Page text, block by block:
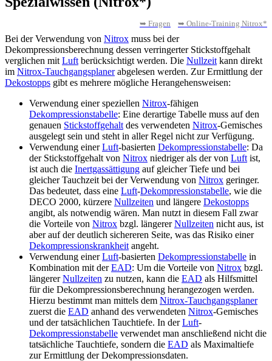
➥ Fragen ➥ Online-Training Nitrox*
Bei der Verwendung von Nitrox muss bei der
Dekompressionsberechnung dessen verringerter Stickstoffgehalt
verglichen mit Luft berücksichtigt werden. Die Nullzeit kann direkt
im Nitrox-Tauchgangsplanerabgelesen werden. Zur Ermittlung der
Dekostopps gibt es mehrere mögliche Herangehensweisen:
Verwendung einer speziellen Nitrox-fähigen
Dekompressionstabelle: Eine derartige Tabelle muss auf den
genauen Stickstoffgehalt des verwendeten Nitrox-Gemisches
ausgelegt sein und steht in aller Regel nicht zur Verfügung.
Verwendung einerLuft-basierten Dekompressionstabelle: Da
der Stickstoffgehalt von Nitrox niedriger als der von Luft ist,
ist auch die Inertgassättigung auf gleicher Tiefe und bei
gleicher Tauchzeit bei der Verwendung von Nitrox geringer.
Das bedeutet, dass eine Luft-Dekompressionstabelle, wie die
DECO 2000, kürzere Nullzeiten und längere Dekostopps
angibt, als notwendig wären. Man nutzt in diesem Fall zwar
die Vorteile von Nitrox bzgl. längererNullzeiten nicht aus, ist
aber auf der deutlich sichereren Seite, was das Risiko einer
Dekompressionskrankheit angeht.
Verwendung einerLuft-basierten Dekompressionstabelle in
Kombination mit derEAD: Um die Vorteile von Nitrox bzgl.
längererNullzeiten zu nutzen, kann die EAD als Hilfsmittel
für die Dekompressionsberechnung herangezogen werden.
Hierzu bestimmt man mittels dem Nitrox-Tauchgangsplaner
zuerst die EAD anhand des verwendeten Nitrox-Gemisches
und der tatsächlichen Tauchtiefe. In derLuft-
Dekompressionstabelle verwendet man anschließend nicht die
tatsächliche Tauchtiefe, sondern die EAD als Maximaltiefe
zur Ermittlung der Dekompressionsdaten.